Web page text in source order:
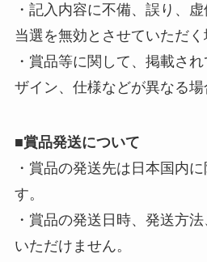
・記入内容に不備、誤り、虚
当選を無効とさせていただく
・賞品等に関して、掲載さ
ザイン、仕様などが異なる場
■賞品発送について
・賞品の発送先は日本国内
す。
・賞品の発送日時、発送方
いただけません。